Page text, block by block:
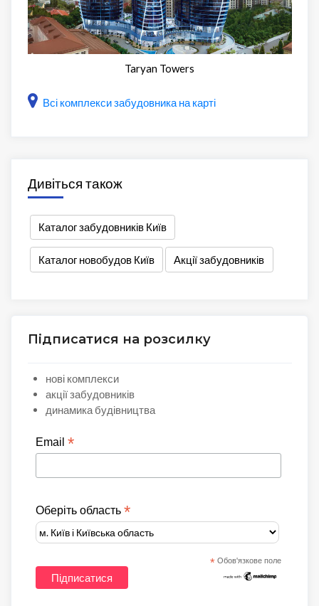
Taryan Towers
Всі комплекси забудовника на карті
Дивіться також
Каталог забудовників Київ
Каталог новобудов Київ Акції забудовників
Підписатися на розсилку
нові комплекси
акції забудовників
динамика будівництва
Email *
Оберіть область *
* Обов'язкове поле